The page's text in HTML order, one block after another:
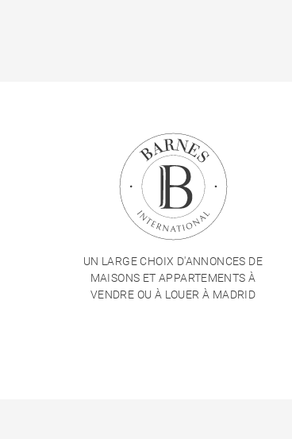
UN LARGE CHOIX D'ANNONCES DE
MAISONS ET APPARTEMENTS À
VENDRE OU À LOUER À MADRID